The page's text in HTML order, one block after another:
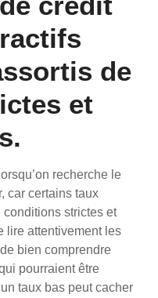
de
et
recherche le
car certains taux
strictes et
lire attentivement les
bien comprendre
pourraient être
taux bas peut cacher